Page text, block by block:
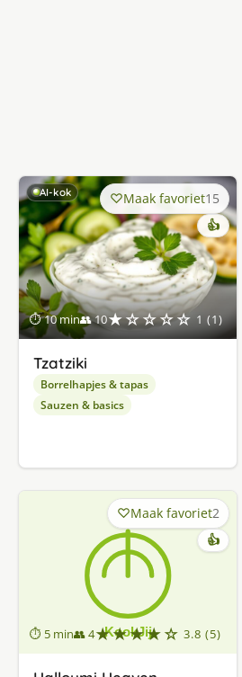
AI-kok
⏱ 10 min👥 10★☆☆☆☆ 1 (1)
Maak favoriet15
👍
Tzatziki
Borrelhapjes & tapas
Sauzen & basics
⏱ 5 min👥 4★★★★☆ 3.8 (5)
Maak favoriet2
👍